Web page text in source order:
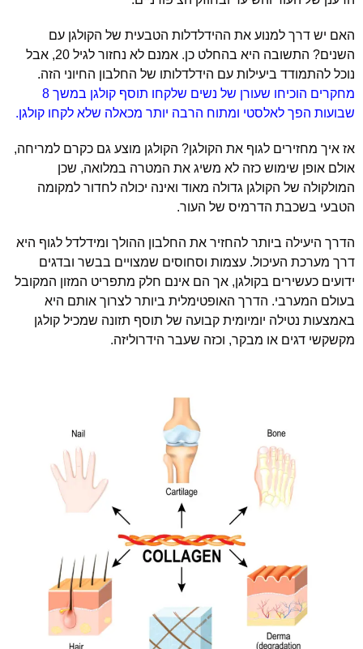
האם יש דרך למנוע את ההידלדלות הטבעית של הקולגן עם
השנים? התשובה היא בהחלט כן. אמנם לא נחזור לגיל 20, אבל
נוכל להתמודד ביעילות עם הידלדלותו של החלבון החיוני הזה.
מחקרים הוכיחו שעורן של נשים שלקחו תוסף קולגן במשך 8
שבועות הפך לאלסטי ומתוח הרבה יותר מכאלה שלא לקחו קולגן.
אז איך מחזירים לגוף את הקולגן? הקולגן מוצע גם כקרם למריחה,
אולם אופן שימוש כזה לא משיג את המטרה במלואה, שכן
המולקולה של הקולגן גדולה מאוד ואינה יכולה לחדור למקומה
הטבעי בשכבת הדרמיס של העור.
הדרך היעילה ביותר להחזיר את החלבון ההולך ומידלדל לגוף היא
דרך מערכת העיכול. עצמות וסחוסים שמצויים בבשר ובדגים
ידועים כעשירים בקולגן, אך הם אינם חלק מתפריט המזון המקובל
בעולם המערבי. הדרך האופטימלית ביותר לצרוך אותם היא
באמצעות נטילה יומיומית קבועה של תוסף תזונה שמכיל קולגן
מקשקשי דגים או מבקר, וכזה שעבר הידרוליזה.